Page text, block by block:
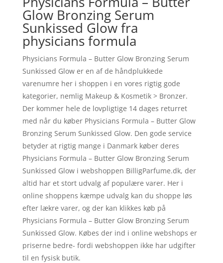
Glow Bronzing Serum
Sunkissed Glow fra
physicians formula
Physicians Formula – Butter Glow Bronzing Serum
Sunkissed Glow er en af de håndplukkede
varenumre her i shoppen i en vores rigtig gode
kategorier, nemlig Makeup & Kosmetik > Bronzer.
Der kommer hele de lovpligtige 14 dages returret
med når du køber Physicians Formula – Butter Glow
Bronzing Serum Sunkissed Glow. Den gode service
betyder at rigtig mange i Danmark køber deres
Physicians Formula – Butter Glow Bronzing Serum
Sunkissed Glow i webshoppen BilligParfume.dk, der
altid har et stort udvalg af populære varer. Her i
online shoppens kæmpe udvalg kan du shoppe løs
efter lækre varer, og der kan klikkes køb på
Physicians Formula – Butter Glow Bronzing Serum
Sunkissed Glow. Købes der ind i online webshops er
priserne bedre- fordi webshoppen ikke har udgifter
til en fysisk butik.